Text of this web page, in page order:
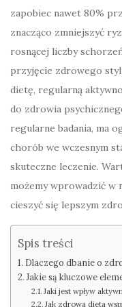
zapobiec nawet 80%
znacząco zmniejszyć
rosnącej liczby
przyjęcie zdrowego
dietę, regularną
do zdrowia
regularne badania, ma
chorób we wczesnym
skuteczne leczenie.
możemy wprowadzić w
cieszyć się lepszym
Spis treści
Dlaczego dbanie o
Jakie są kluczowe
Jaki jest wpływ
Jak zdrowa dieta